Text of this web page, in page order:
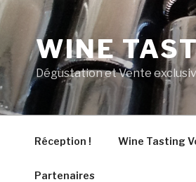
WINE
Dégustation et Vente
Réception ! Wine Tasting
Partenaires